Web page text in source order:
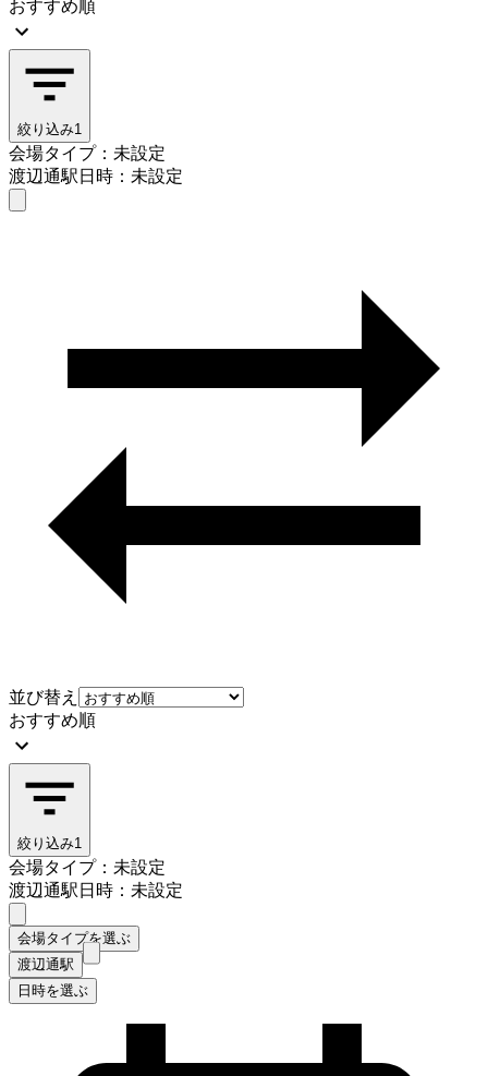
おすすめ順
絞り込み1
会場タイプ：未設定
渡辺通駅日時：未設定
並び替え
おすすめ順
絞り込み1
会場タイプ：未設定
渡辺通駅日時：未設定
会場タイプを選ぶ
渡辺通駅
日時を選ぶ